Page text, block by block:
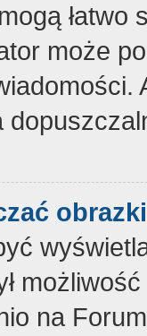
może
na